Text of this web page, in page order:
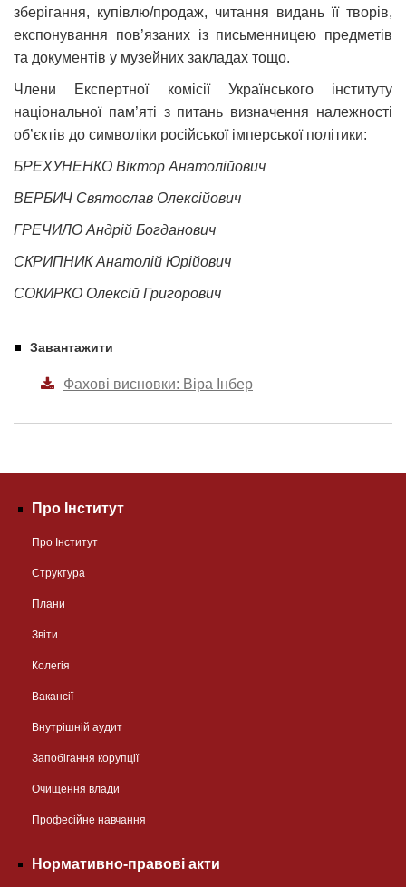
зберігання, купівлю/продаж, читання видань її творів,
експонування пов’язаних із письменницею предметів
та документів у музейних закладах тощо.
Члени Експертної комісії Українського інституту
національної пам’яті з питань визначення належності
об’єктів до символіки російської імперської політики:
БРЕХУНЕНКО Віктор Анатолійович
ВЕРБИЧ Святослав Олексійович
ГРЕЧИЛО Андрій Богданович
СКРИПНИК Анатолій Юрійович
СОКИРКО Олексій Григорович
Завантажити
Фахові висновки: Віра Інбер
Про Інститут
Про Інститут
Структура
Плани
Звіти
Колегія
Вакансії
Внутрішній аудит
Запобігання корупції
Очищення влади
Професійне навчання
Нормативно-правові акти